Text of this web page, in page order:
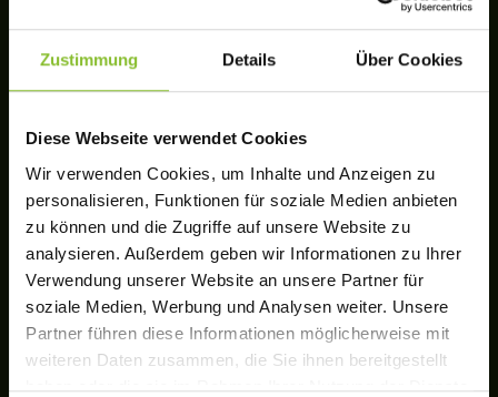
Zustimmung Details Über Cookies
Diese Webseite verwendet Cookies
Wir verwenden Cookies, um Inhalte und Anzeigen zu
personalisieren, Funktionen für soziale Medien anbieten
zu können und die Zugriffe auf unsere Website zu
analysieren. Außerdem geben wir Informationen zu Ihrer
Verwendung unserer Website an unsere Partner für
soziale Medien, Werbung und Analysen weiter. Unsere
Partner führen diese Informationen möglicherweise mit
weiteren Daten zusammen, die Sie ihnen bereitgestellt
haben oder die sie im Rahmen Ihrer Nutzung der Dienste
So schnell, so lecker. Ready in 4 Minuten.
SO GEHT’S IN DER MIKROWELLE
Beide Schälchen oben mehrfach einstechen und
in der Mikrowelle (700 Watt) für ca. 4 Min.
erwärmen.
In der Pfanne
UND SO GEHT’S AM HERD